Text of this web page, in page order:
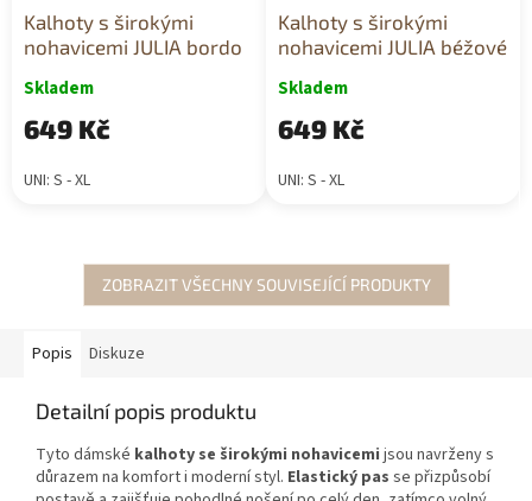
Kalhoty s širokými
nohavicemi JULIA bordo
Skladem
649 Kč
UNI: S - XL
Kalhoty s širokými
nohavicemi JULIA béžové
Skladem
649 Kč
UNI: S - XL
ZOBRAZIT VŠECHNY SOUVISEJÍCÍ PRODUKTY
Popis Diskuze
Detailní popis produktu
Tyto dámské kalhoty se širokými nohavicemi jsou navrženy s
důrazem na komfort i moderní styl. Elastický pas se přizpůsobí